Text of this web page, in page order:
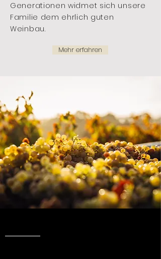
Generationen widmet sich unsere
Familie dem ehrlich guten
Weinbau.
Mehr erfahren